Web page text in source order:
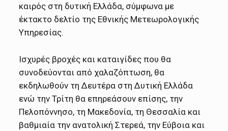
καιρός στη δυτική Ελλάδα, σύμφωνα με
έκτακτο δελτίο της Εθνικής Μετεωρολογικής
Υπηρεσίας.
Ισχυρές βροχές και καταιγίδες που θα
συνοδεύονται από χαλαζόπτωση, θα
εκδηλωθούν τη Δευτέρα στη Δυτική Ελλάδα
ενώ την Τρίτη θα επηρεάσουν επίσης, την
Πελοπόννησο, τη Μακεδονία, τη Θεσσαλία και
βαθμιαία την ανατολική Στερεά, την Εύβοια και